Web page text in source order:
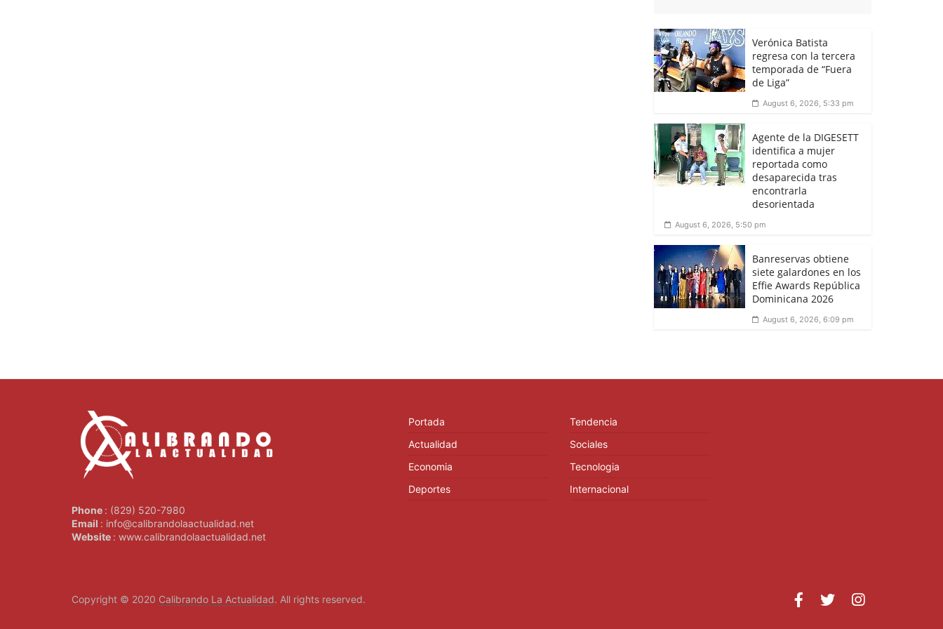
Verónica Batista
regresa con la tercera
temporada de “Fuera
de Liga”
August 6, 2026, 5:33 pm
Agente de la DIGESETT
identifica a mujer
reportada como
desaparecida tras
encontrarla
desorientada
August 6, 2026, 5:50 pm
Banreservas obtiene
siete galardones en los
Effie Awards República
Dominicana 2026
August 6, 2026, 6:09 pm
Phone : (829) 520-7980
Email : info@calibrandolaactualidad.net
Website : www.calibrandolaactualidad.net
Portada
Actualidad
Economia
Deportes
Tendencia
Sociales
Tecnologia
Internacional
Copyright © 2020 Calibrando La Actualidad. All rights reserved.